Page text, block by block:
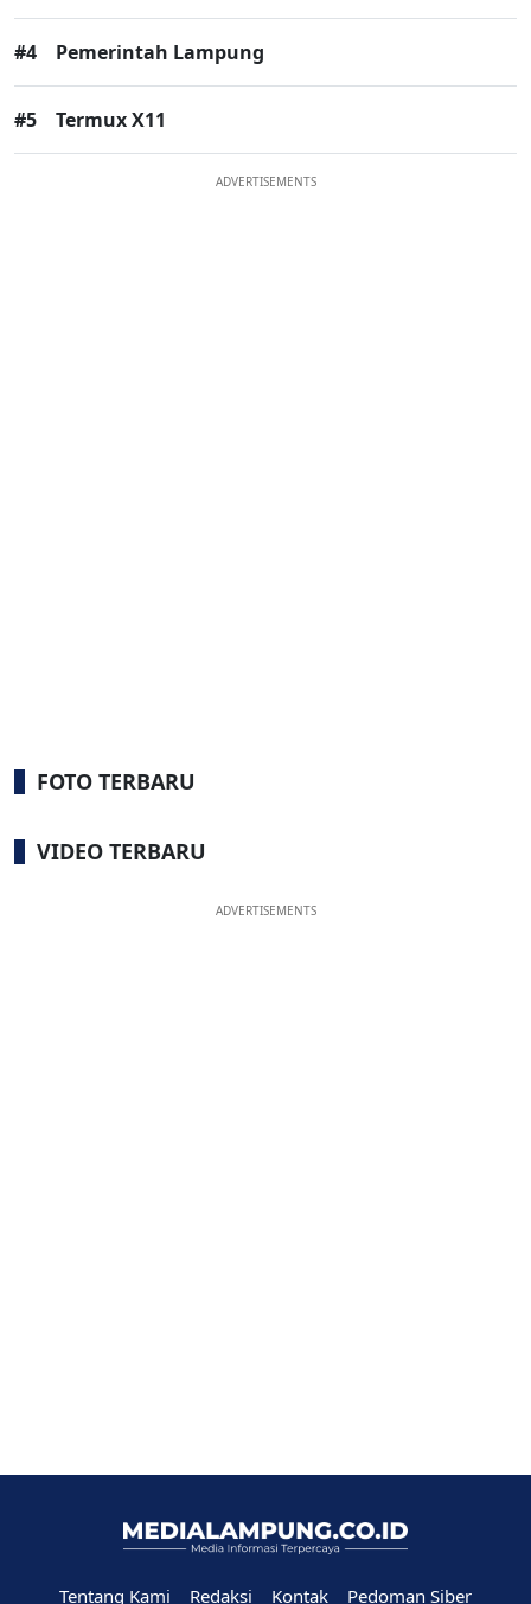
#4 Pemerintah Lampung
#5 Termux X11
ADVERTISEMENTS
FOTO TERBARU
VIDEO TERBARU
ADVERTISEMENTS
Tentang Kami Redaksi Kontak Pedoman Siber